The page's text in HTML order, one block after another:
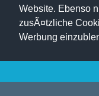
Website. Ebenso
zusÃ¤tzliche
Werbung